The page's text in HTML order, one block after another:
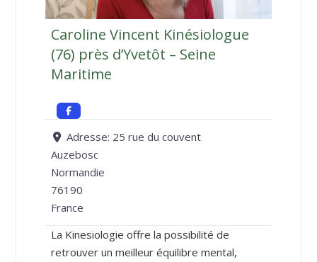
Caroline Vincent Kinésiologue
(76) près d’Yvetôt – Seine
Maritime
Adresse: 25 rue du couvent
Auzebosc
Normandie
76190
France
La Kinesiologie offre la possibilité de
retrouver un meilleur équilibre mental,